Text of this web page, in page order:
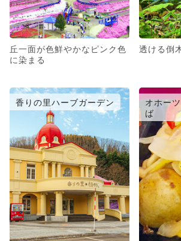
丘一面が色鮮やかなピンク色
に染まる
透ける倒
香りの里ハーブガーデン
オホー
ば